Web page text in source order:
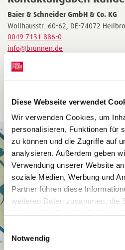
Diese Webseite verwendet
Wir verwenden Cookies, um
personalisieren, Funktionen für
zu können und die Zugriffe auf
analysieren. Außerdem geben
Verwendung unserer Website
soziale Medien, Werbung und
Partner führen diese
weiteren Daten zusammen, die
Datenschutzhinweisen
mehr
Einwilligungsauswahl
Notwendig
Baier & Schneider GmbH & Co. KG
Wollhausstr. 60-62, DE-74072
0049 7131 886-0
info@brunnen.de
https://www.brunnen.de